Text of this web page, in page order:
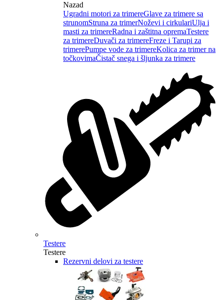
Nazad
Ugradni motori za trimereGlave za trimere sa
strunomStruna za trimerNoževi i cirkulariUlja i
masti za trimereRadna i zaštitna opremaTestere
za trimereDuvači za trimereFreze i Tarupi za
trimerePumpe vode za trimereKolica za trimer na
točkovimaČistač snega i šljunka za trimere
Testere
Testere
Rezervni delovi za testere